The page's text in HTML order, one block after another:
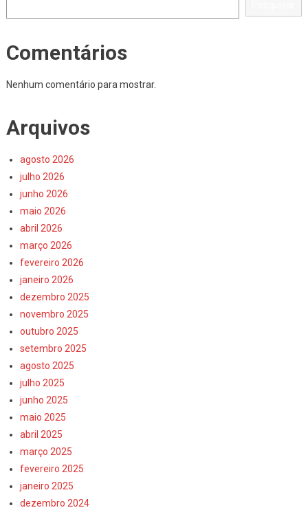
Comentários
Nenhum comentário para mostrar.
Arquivos
agosto 2026
julho 2026
junho 2026
maio 2026
abril 2026
março 2026
fevereiro 2026
janeiro 2026
dezembro 2025
novembro 2025
outubro 2025
setembro 2025
agosto 2025
julho 2025
junho 2025
maio 2025
abril 2025
março 2025
fevereiro 2025
janeiro 2025
dezembro 2024